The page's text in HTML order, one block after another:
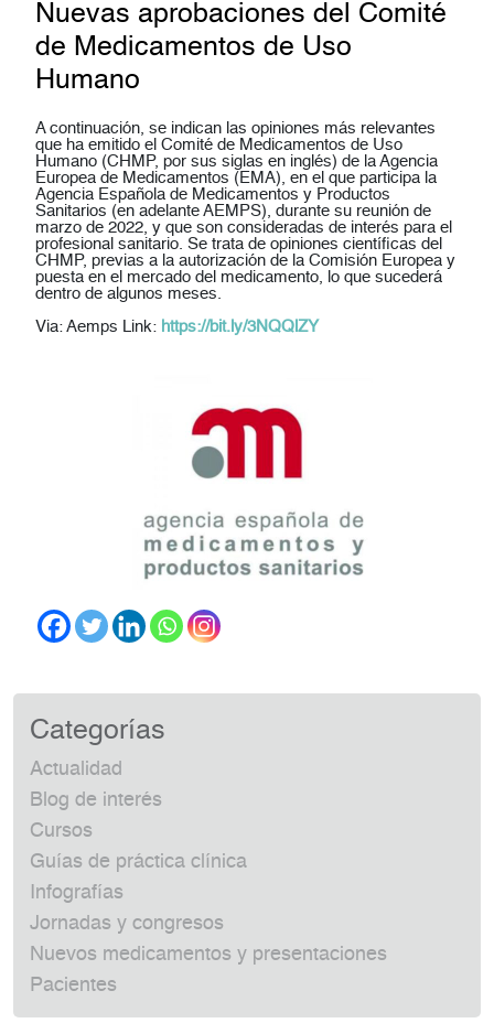
Nuevas aprobaciones del Comité
de Medicamentos de Uso
Humano
A continuación, se indican las opiniones más relevantes
que ha emitido el Comité de Medicamentos de Uso
Humano (CHMP, por sus siglas en inglés) de la Agencia
Europea de Medicamentos (EMA), en el que participa la
Agencia Española de Medicamentos y Productos
Sanitarios (en adelante AEMPS), durante su reunión de
marzo de 2022, y que son consideradas de interés para el
profesional sanitario. Se trata de opiniones científicas del
CHMP, previas a la autorización de la Comisión Europea y
puesta en el mercado del medicamento, lo que sucederá
dentro de algunos meses.
Via: Aemps Link: https://bit.ly/3NQQlZY
Categorías
Actualidad
Blog de interés
Cursos
Guías de práctica clínica
Infografías
Jornadas y congresos
Nuevos medicamentos y presentaciones
Pacientes